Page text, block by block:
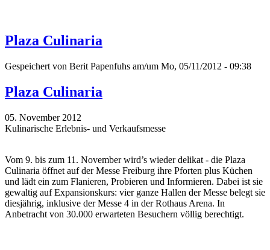
Plaza Culinaria
Gespeichert von Berit Papenfuhs am/um Mo, 05/11/2012 - 09:38
Plaza Culinaria
05. November 2012
Kulinarische Erlebnis- und Verkaufsmesse
Vom 9. bis zum 11. November wird’s wieder delikat - die Plaza
Culinaria öffnet auf der Messe Freiburg ihre Pforten plus Küchen
und lädt ein zum Flanieren, Probieren und Informieren. Dabei ist sie
gewaltig auf Expansionskurs: vier ganze Hallen der Messe belegt sie
diesjährig, inklusive der Messe 4 in der Rothaus Arena. In
Anbetracht von 30.000 erwarteten Besuchern völlig berechtigt.